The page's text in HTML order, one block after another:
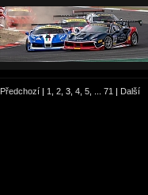
Předchozí | 1 2 3 4 5 71 | Další